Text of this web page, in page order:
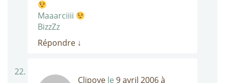
Maaarciiii
BizzZz
Répondre ↓
Clipoye le 9 avril 2006 à